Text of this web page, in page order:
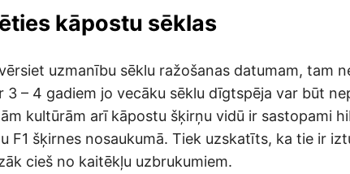
kāpostu sēklas
uzmanību sēklu ražošanas datumam, tam
3 – 4 gadiem jo vecāku sēklu dīgtspēja var būt
kultūrām arī kāpostu šķirņu vidū ir sastopami
F1 šķirnes nosaukumā. Tiek uzskatīts, ka tie ir
cieš no kaitēkļu uzbrukumiem.